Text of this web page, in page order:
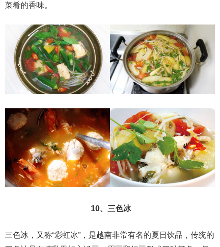
菜肴的香味。
10、三色冰
三色冰，又称“彩虹冰”，是越南非常有名的夏日饮品，传统的